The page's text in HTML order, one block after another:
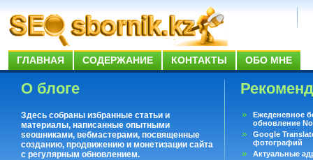
ГЛАВНАЯ СОДЕРЖАНИЕ КОНТАКТЫ ОБО МНЕ
О блоге
Здесь собраны избранные статьи и
материалы, написанные опытными
seoшниками, вебмастерами, посвященные
созданию, продвижению и монетизации сайта
с регулярным обновлением.
Ежеденевное
обновление
Google
фотографий
Актуальные